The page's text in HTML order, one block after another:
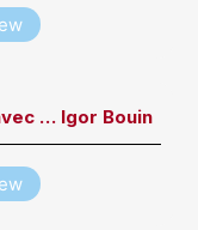
… Igor Bouin